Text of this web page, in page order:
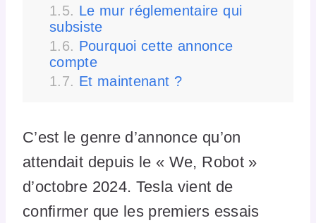
Le mur réglementaire qui
subsiste
Pourquoi cette annonce
compte
Et maintenant ?
C’est le genre d’annonce qu’on
attendait depuis le « We, Robot »
d’octobre 2024. Tesla vient de
confirmer que les premiers essais